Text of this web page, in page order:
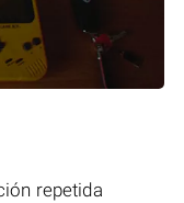
repetida